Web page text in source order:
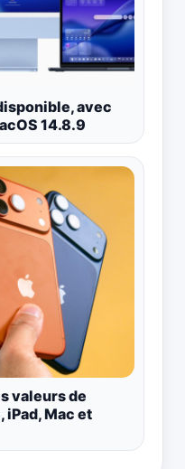
avec
14.8.9
valeurs de
iPad, Mac et